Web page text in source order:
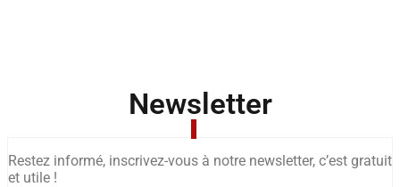
Newsletter
Restez informé, inscrivez-vous à notre newsletter, c’est gratuit
et utile !